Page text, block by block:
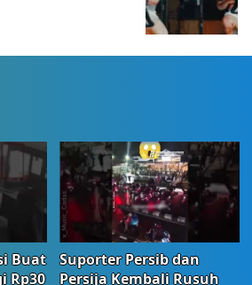
Buat
Rp30
Suporter Persib dan
Persija Kembali Rusuh